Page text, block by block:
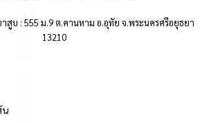
สูบ : 555 ม.9 ต.คานหาม อ.อุทัย จ.พระนครศรีอยุธยา
13210
น